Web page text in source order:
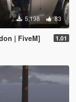
5,198 83
| FiveM] 1.01